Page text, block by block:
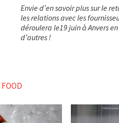
Envie d’en savoir plus sur le
les relations avec les
déroulera le19 juin à Anvers
d’autres !
FOOD